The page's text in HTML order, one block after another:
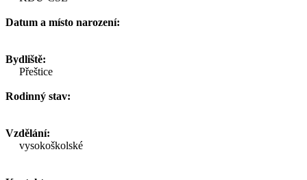
Datum a místo narození:
Bydliště:
Přeštice
Rodinný stav:
Vzdělání:
vysokoškolské